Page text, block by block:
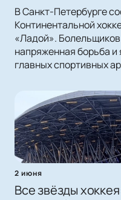
В Санкт-Петербурге
Континентальной
«Ладой».
напряженная борьба
главных спортивных
2 июня
Все звёзды